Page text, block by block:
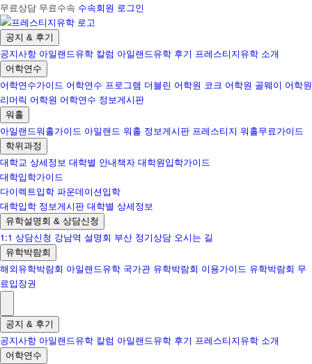
무료상담 무료수속 수속회원 로그인
공지 & 후기
공지사항 아일랜드유학 칼럼 아일랜드유학 후기 프레스티지유학 소개
어학연수
어학연수가이드 어학연수 프로그램 더블린 어학원 코크 어학원 골웨이 어학원
리머릭 어학원 어학연수 정보게시판
워홀
아일랜드워홀가이드 아일랜드 워홀 정보게시판 프레스티지 워홀무료가이드
학위과정
대학교 상세정보 대학별 안내책자 대학원입학가이드
대학입학가이드
다이렉트입학 파운데이션입학
대학입학 정보게시판 대학별 상세정보
유학설명회 & 상담신청
1:1 상담신청 강남역 설명회 부산 정기상담 오시는 길
유학박람회
해외유학박람회 아일랜드유학 국가관 유학박람회 이용가이드 유학박람회 무
료입장권
공지 & 후기
공지사항 아일랜드유학 칼럼 아일랜드유학 후기 프레스티지유학 소개
어학연수